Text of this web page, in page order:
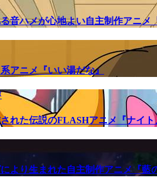
音ハメが心地よい自主制作アニメ
アニメ『いい湯だな』
れた伝説のFLASHアニメ『ナイト
より生まれた自主制作アニメ『藍